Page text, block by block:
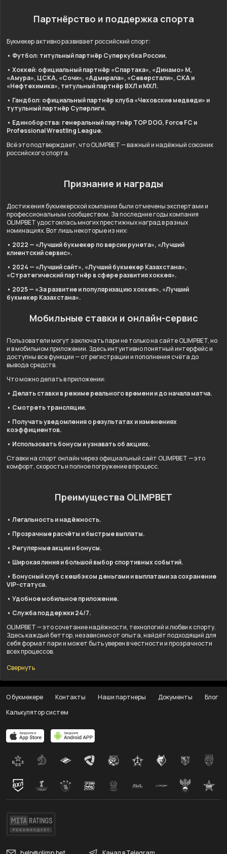
Партнёрство и поддержка спорта
Букмекер активно развивает российский спорт:
• Футбол: титульный партнёр Суперкубка России.
• Хоккей: официальный партнёр «Спартака», «Динамо» М,
«Амура», ЦСКА, «Сочи», «Адмирала», «Северстали», СКА и
«Нефтехимика», титульный партнёр ВХЛ и МХЛ.
• Гандбол: официальный партнёр клуба «Чеховские медведи» и
тутульный партнёр Суперлиги.
• Единоборства: генеральный партнёр TOP DOG, Force FC и
Professional Wrestling League.
Всё это подтверждает, что OLIMPBET — важный и надёжный союзник
российского спорта.
Признание и награды
Достижения букмекерской компании были отмечены экспертами и
профессиональным сообществом. За последние годы компания
OLIMPBET удостоилась многих престижных наград в разных
номинациях. Вот лишь некоторые из них:
• 2022 — «Лучший букмекер по версии рунета», «Лучший
клиентский сервис».
• 2024 — «Лучший сайт», «Лучший букмекер Казахстана»,
«Стратегический партнёр в сфере развития хоккея».
• 2025 — «За развитие и популяризацию хоккея», «Лучший
букмекер Казахстана».
Мобильные ставки и онлайн-сервис
Пользователи могут заключать пари не только на сайте OLIMPBET, но
и в мобильном приложении. Здесь интуитивно понятный интерфейс и
доступны все функции — от регистрации и пополнения счёта до
вывода средств.
Что можно делать в приложении:
• Делать ставки в режиме реального времени и до начала матча.
• Смотреть трансляции.
• Получать уведомления о результатах и изменениях
коэффициентов.
• Использовать бонусы и узнавать об акциях.
Ставки на спорт онлайн через официальный сайт OLIMPBET — это
комфорт, скорость и полное погружение в процесс.
Преимущества OLIMPBET
• Легальность и надёжность.
• Прозрачные расчёты и быстрые выплаты.
• Регулярные акции и бонусы.
• Широкая линия и большой выбор спортивных событий.
• Бонусный клуб с кешбэком деньгами и выплатами за сохранение
VIP-статуса.
• Удобное мобильное приложение.
• Служба поддержки 24/7.
OLIMPBET — это сочетание надёжности, технологий и любви к спорту.
Здесь каждый беттор, независимо от опыта, найдёт подходящий для
себя формат пари и может быть уверен в честности и прозрачности
всех процессов.
Свернуть
О букмекере Контакты Наши партнеры Документы
Блог
Калькулятор систем